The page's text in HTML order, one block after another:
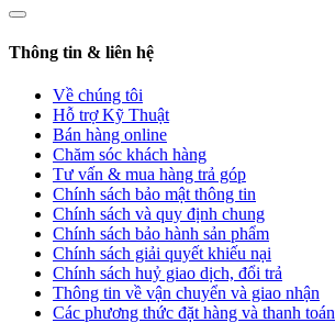
Thông tin & liên hệ
Về chúng tôi
Hỗ trợ Kỹ Thuật
Bán hàng online
Chăm sóc khách hàng
Tư vấn & mua hàng trả góp
Chính sách bảo mật thông tin
Chính sách và quy định chung
Chính sách bảo hành sản phẩm
Chính sách giải quyết khiếu nại
Chính sách huỷ giao dịch, đổi trả
Thông tin về vận chuyển và giao nhận
Các phương thức đặt hàng và thanh toán